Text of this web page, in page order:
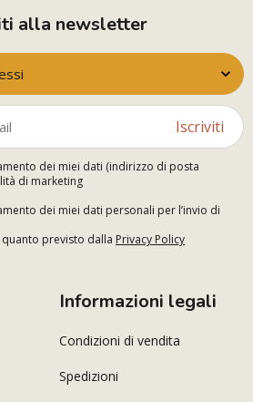
alla newsletter
Iscriviti
dei miei dati (indirizzo di posta
di marketing
dei miei dati personali per l’invio di
previsto dalla Privacy Policy
Informazioni legali
Condizioni di vendita
Spedizioni